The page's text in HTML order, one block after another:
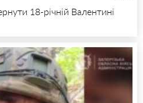
18-річній Валентині